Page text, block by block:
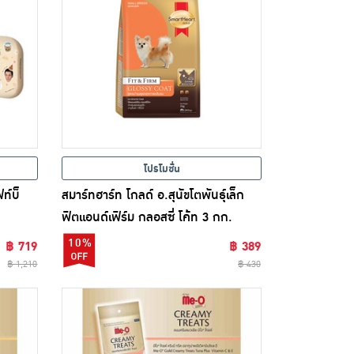
ท์บ็
฿ 719
฿ 1,210
โปรโมชั่น
สมาร์ทฮาร์ท โกลด์ อ.สุนัขโตพันธุ์เล็ก
ฟิตแอนด์เฟิร์ม กลอสซี่ โค้ท 3 กก.
10% ฿ 389
฿ 430